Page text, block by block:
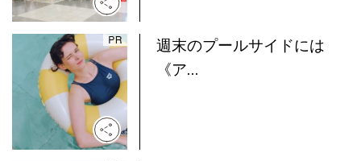
週末のプールサイドには
《ア...